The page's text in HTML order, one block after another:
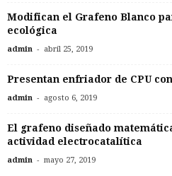
Modifican el Grafeno Blanco
ecológica
admin - abril 25, 2019
Presentan enfriador de CPU
admin - agosto 6, 2019
El grafeno diseñado
actividad electrocatalítica
admin - mayo 27, 2019